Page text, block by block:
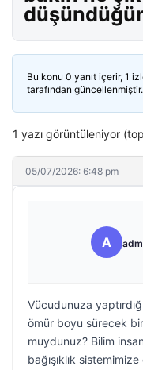
Bu konu 0 yanıt içerir, 1
tarafından güncellenmiştir.
1 yazı görüntüleniyor
05/07/2026: 6:48 pm
A
Vücudunuza
ömür boyu sürecek bir
muydunuz? Bilim
bağışıklık